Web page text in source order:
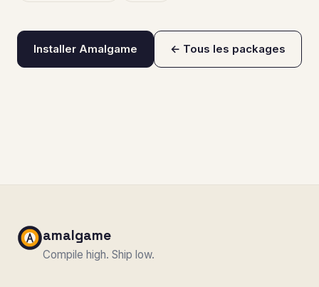
Installer Amalgame ← Tous les packages
amalgame
Compile high. Ship low.